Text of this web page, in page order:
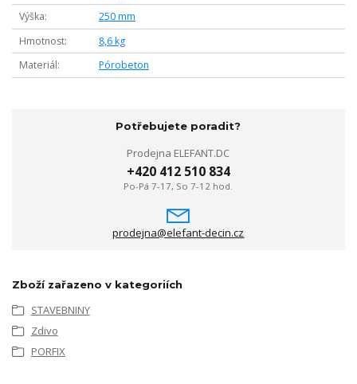
Výška
250 mm
Hmotnost
8,6 kg
Materiál
Pórobeton
Potřebujete poradit?
Prodejna ELEFANT.DC
+420 412 510 834
Po-Pá 7-17, So 7-12 hod.
prodejna@elefant-decin.cz
Zboží zařazeno v kategoriích
STAVEBNINY
Zdivo
PORFIX